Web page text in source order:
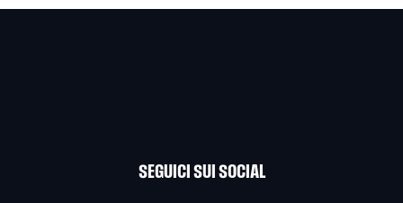
SEGUICI SUI SOCIAL